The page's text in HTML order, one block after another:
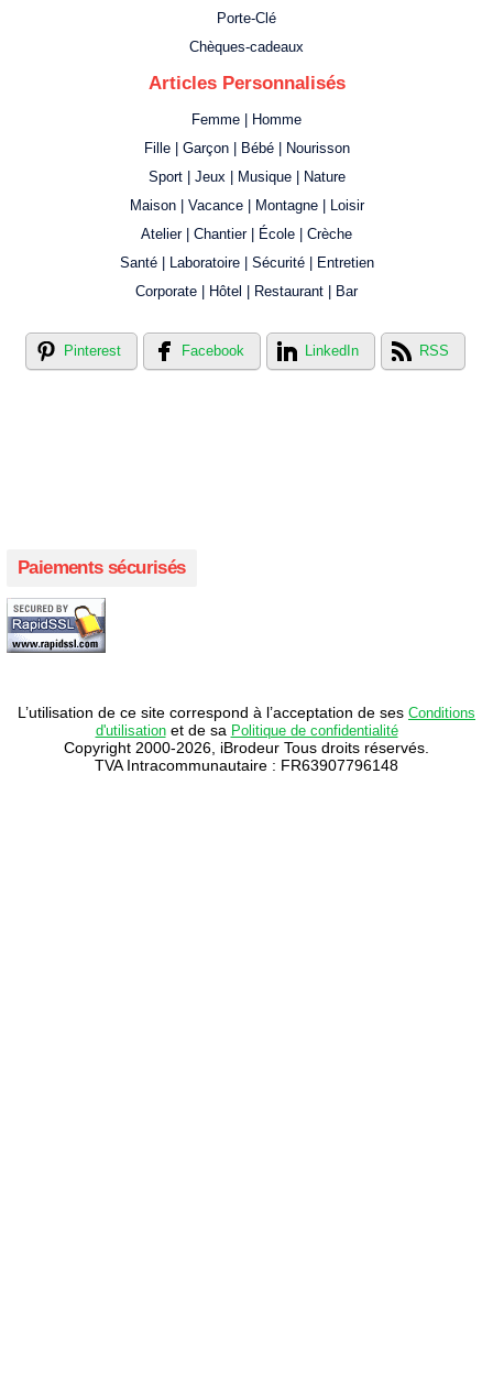
Porte-Clé
Chèques-cadeaux
Articles Personnalisés
Femme | Homme
Fille | Garçon | Bébé | Nourisson
Sport | Jeux | Musique | Nature
Maison | Vacance | Montagne | Loisir
Atelier | Chantier | École | Crèche
Santé | Laboratoire | Sécurité | Entretien
Corporate | Hôtel | Restaurant | Bar
Pinterest Facebook LinkedIn RSS
Paiements sécurisés
L’utilisation de ce site correspond à l’acceptation de ses Conditions
d'utilisationet de sa Politique de confidentialité
Copyright 2000-2026, iBrodeur Tous droits réservés.
TVA Intracommunautaire : FR63907796148